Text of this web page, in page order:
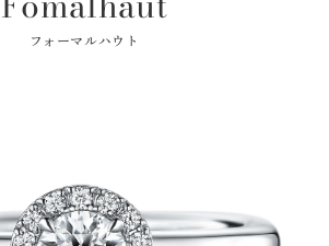
フォーマルハウト